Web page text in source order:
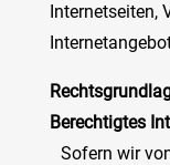
Internetseiten,
Berechtigtes
Sofern wir